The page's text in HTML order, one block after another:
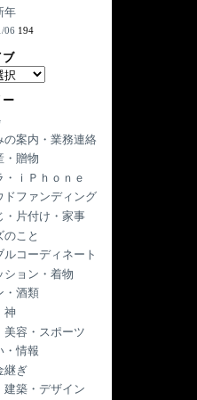
年
06 194
ブ
ー
の案内・業務連絡
・贈物
・ｉＰｈｏｎｅ
ドファンディング
・片付け・家事
のこと
ルコーディネート
ション・着物
・酒類
神
美容・スポーツ
・情報
継ぎ
建築・デザイン